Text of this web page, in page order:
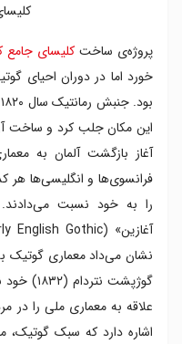
پروژه‌ی ساختکلیسای جامع
خورد اما در دوران احیای
این مکان جلب کرد و ساخت
آغاز بازگشت آلمان به
را به خود نسبت می‌دادند.
نشان می‌داد معماری گوتیک
گوژپشت
علاقه به معماری ملی را در
اشاره دارد که سبک گوتیک،